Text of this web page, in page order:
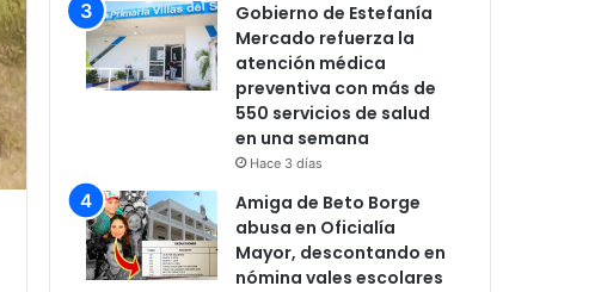
Gobierno de Estefanía
Mercado refuerza la
atención médica
preventiva con más de
550 servicios de salud
en una semana
Hace 3 días
Amiga de Beto Borge
abusa en Oficialía
Mayor, descontando en
nómina vales escolares